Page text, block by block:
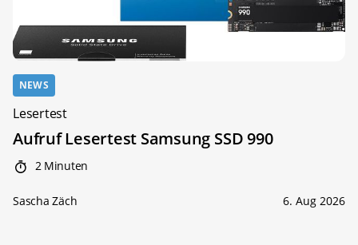
NEWS
Lesertest
Aufruf Lesertest Samsung SSD 990
2 Minuten
Sascha Zäch 6. Aug 2026